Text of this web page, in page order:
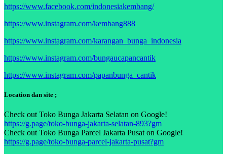
https://www.facebook.com/indonesiakembang/
https://www.instagram.com/kembang888
https://www.instagram.com/karangan_bunga_indonesia
https://www.instagram.com/bungaucapancantik
https://www.instagram.com/papanbunga_cantik
Location dan site ;
Check out Toko Bunga Jakarta Selatan on Google!
https://g.page/toko-bunga-jakarta-selatan-893?gm
Check out Toko Bunga Parcel Jakarta Pusat on Google!
https://g.page/toko-bunga-parcel-jakarta-pusat?gm